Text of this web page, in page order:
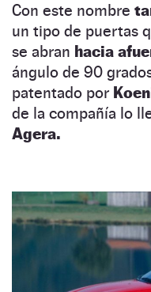
Con este nombre
un tipo de puertas
se abran hacia
ángulo de 90
patentado por
de la compañía lo
Agera.